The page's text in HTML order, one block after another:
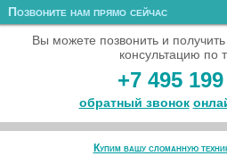
Позвоните нам прямо сейчас
Вы можете позвонить и
консультацию по
+7 495
обратный звонок
Купим вашу сломанную